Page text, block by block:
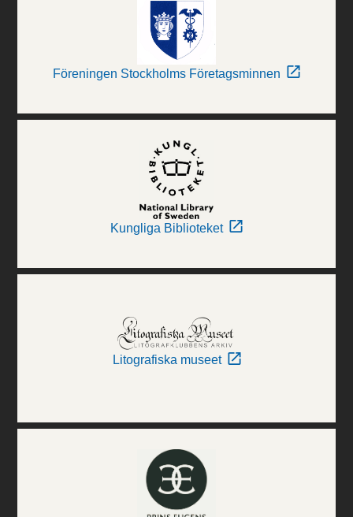
Föreningen Stockholms Företagsminnen
Kungliga Biblioteket
Litografiska museet